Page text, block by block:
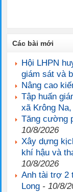
Các bài mới
Hội LHPN
giám sát và
Nâng cao
Tập huấn
xã Krông
Tăng cường
10/8/2026
Xây dựng
khí hậu và
10/8/2026
Anh tài trợ 2
Long - 10/8/